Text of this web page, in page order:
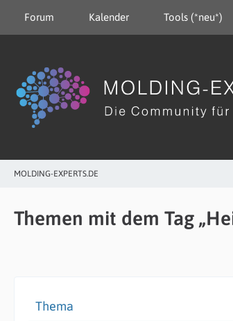
Forum Kalender Tools (*neu*)
MOLDING-EXPERTS.DE
Themen mit dem Tag
Thema